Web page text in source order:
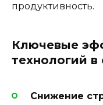
продуктивность.
Ключевые
технологий
Снижение